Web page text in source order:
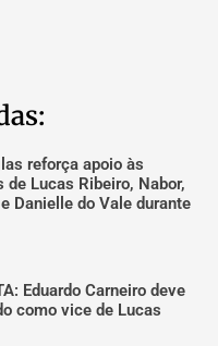
reforça apoio às
de Lucas Ribeiro, Nabor,
Danielle do Vale durante
Eduardo Carneiro deve
como vice de Lucas